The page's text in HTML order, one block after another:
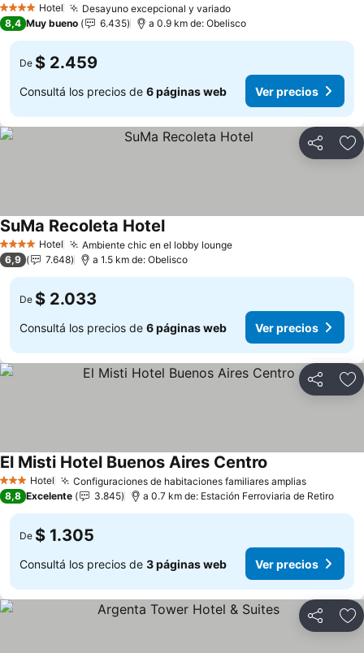
4 EstrellasHotel Desayuno excepcional y variado
8,4 Muy bueno 6.435 a 0.9 km de: Obelisco
De $ 2.459
Consultá los precios de 6 páginas web Ver precios
Compartir
4 EstrellasHotel Ambiente chic en el lobby lounge
SuMa Recoleta Hotel
6,9 7.648 a 1.5 km de: Obelisco
De $ 2.033
Consultá los precios de 6 páginas web Ver precios
Compartir
3 Estrellas
Hotel Configuraciones de habitaciones familiares amplias
El Misti Hotel Buenos Aires Centro
8,8 Excelente 3.845 a 0.7 km de: Estación Ferroviaria de Retiro
De $ 1.305
Consultá los precios de 3 páginas web Ver precios
Compartir